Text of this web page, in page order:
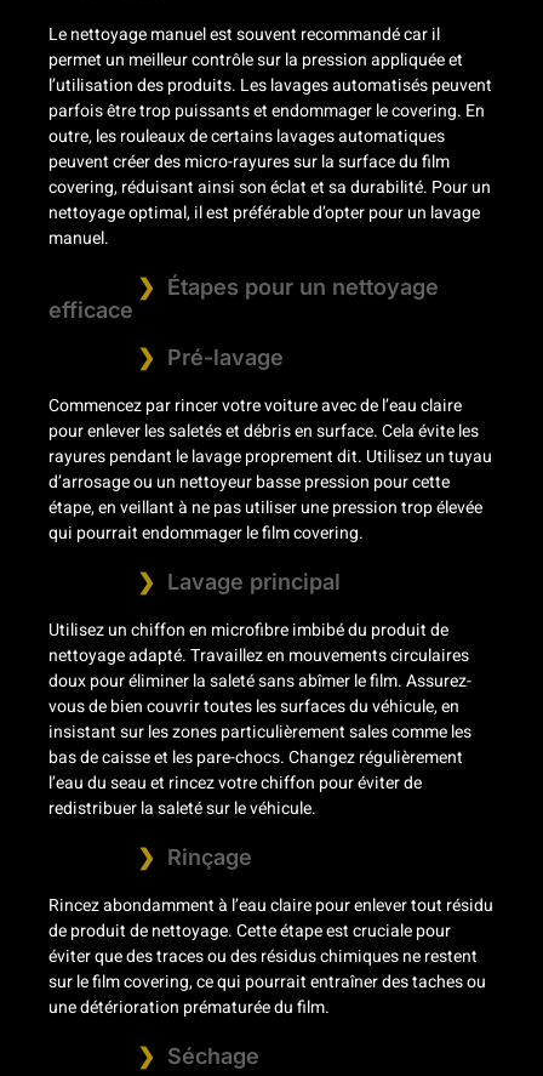
Le nettoyage manuel est souvent recommandé car il
permet un meilleur contrôle sur la pression appliquée et
l’utilisation des produits. Les lavages automatisés peuvent
parfois être trop puissants et endommager le covering. En
outre, les rouleaux de certains lavages automatiques
peuvent créer des micro-rayures sur la surface du film
covering, réduisant ainsi son éclat et sa durabilité. Pour un
nettoyage optimal, il est préférable d’opter pour un lavage
manuel.
Étapes pour un nettoyage
efficace
Pré-lavage
Commencez par rincer votre voiture avec de l’eau claire
pour enlever les saletés et débris en surface. Cela évite les
rayures pendant le lavage proprement dit. Utilisez un tuyau
d’arrosage ou un nettoyeur basse pression pour cette
étape, en veillant à ne pas utiliser une pression trop élevée
qui pourrait endommager le film covering.
Lavage principal
Utilisez un chiffon en microfibre imbibé du produit de
nettoyage adapté. Travaillez en mouvements circulaires
doux pour éliminer la saleté sans abîmer le film. Assurez-
vous de bien couvrir toutes les surfaces du véhicule, en
insistant sur les zones particulièrement sales comme les
bas de caisse et les pare-chocs. Changez régulièrement
l’eau du seau et rincez votre chiffon pour éviter de
redistribuer la saleté sur le véhicule.
Rinçage
Rincez abondamment à l’eau claire pour enlever tout résidu
de produit de nettoyage. Cette étape est cruciale pour
éviter que des traces ou des résidus chimiques ne restent
sur le film covering, ce qui pourrait entraîner des taches ou
une détérioration prématurée du film.
Séchage